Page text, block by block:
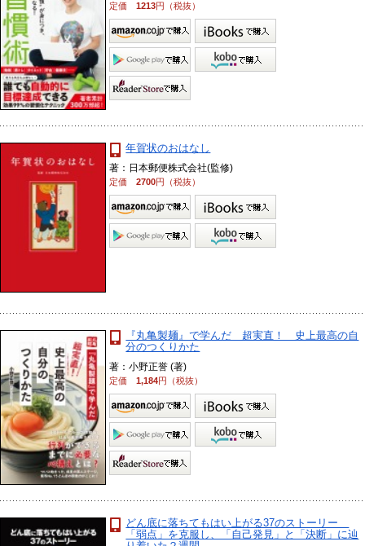
定価1213円（税抜）
年賀状のおはなし
著：日本郵便株式会社(監修)
定価2700円（税抜）
『丸亀製麺』で学んだ 超実直！ 史上最高の自
分のつくりかた
著：小野正誉 (著)
定価1,184円（税抜）
どん底に落ちてもはい上がる37のストーリー
「弱点」を克服し、「自己発見」と「決断」に辿